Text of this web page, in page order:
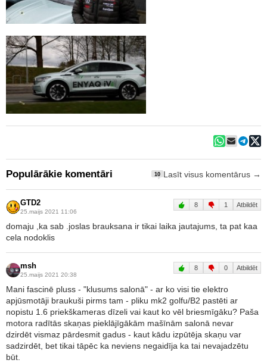
Populārākie komentāri 10 Lasīt visus komentārus →
GTD2
25.maijs 2021 11:06
8 1 Atbildēt
domaju ,ka sab .joslas brauksana ir tikai laika jautajums, ta pat kaa
cela nodoklis
msh
25.maijs 2021 20:38
8 0 Atbildēt
Mani fascinē pluss - "klusums salonā" - ar ko visi tie elektro
apjūsmotāji braukuši pirms tam - pliku mk2 golfu/B2 pastēti ar
nopistu 1.6 priekškameras dīzeli vai kaut ko vēl briesmīgāku? Paša
motora radītās skaņas pieklājīgākām mašīnām salonā nevar
dzirdēt vismaz pārdesmit gadus - kaut kādu izpūtēja skaņu var
sadzirdēt, bet tikai tāpēc ka neviens negaidīja ka tai nevajadzētu
būt.